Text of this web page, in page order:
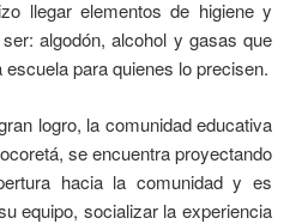
llegar elementos de higiene y
algodón, alcohol y gasas que
para quienes lo precisen.
logro, la comunidad educativa
se encuentra proyectando
hacia la comunidad y es
equipo, socializar la experiencia